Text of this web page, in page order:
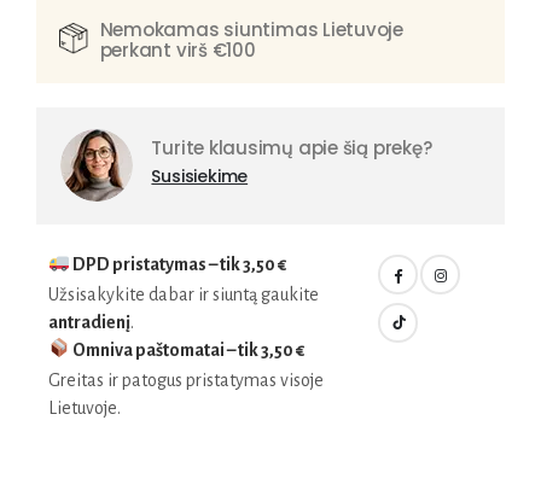
Nemokamas siuntimas Lietuvoje
perkant virš €100
Turite klausimų apie šią prekę?
Susisiekime
DPD pristatymas – tik3,50 €
Užsisakykite dabar ir siuntą gaukite
antradienį.
Omniva paštomatai – tik3,50 €
Greitas ir patogus pristatymas visoje
Lietuvoje.